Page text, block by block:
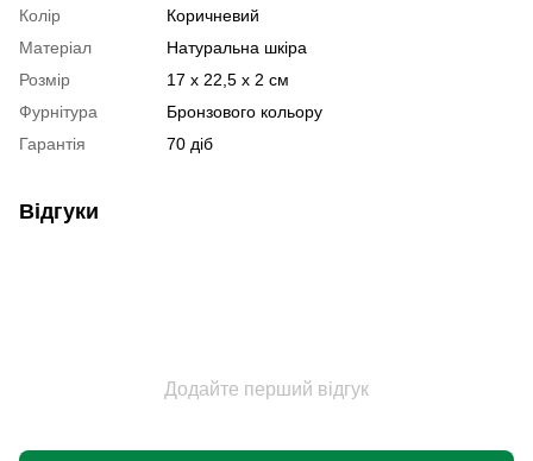
Колір
Коричневий
Матеріал
Натуральна шкіра
Розмір
17 х 22,5 х 2 см
Фурнітура
Бронзового кольору
Гарантія
70 діб
Відгуки
Додайте перший відгук